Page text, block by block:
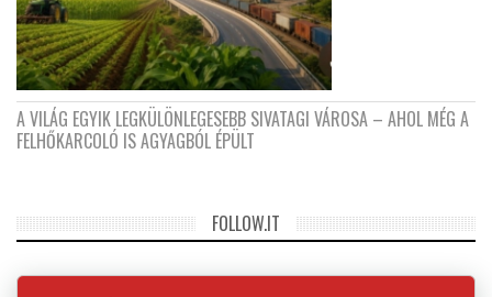
A VILÁG EGYIK LEGKÜLÖNLEGESEBB SIVATAGI VÁROSA – AHOL MÉG A
FELHŐKARCOLÓ IS AGYAGBÓL ÉPÜLT
FOLLOW.IT